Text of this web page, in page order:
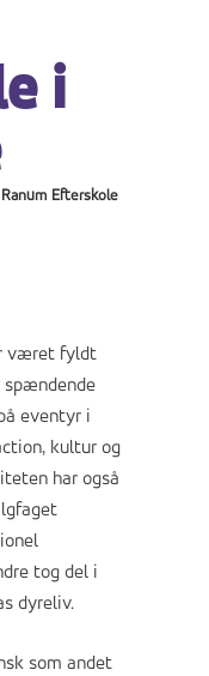
i
Ranum Efterskole
været fyldt
spændende
eventyr i
kultur og
har også
tog del i
dyreliv.
som andet